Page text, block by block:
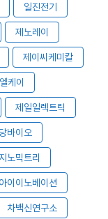
일진전기
제노레이
제이씨케미칼
케이
제일일렉트릭
바이오
지노믹트리
이이노베이션
차백신연구소